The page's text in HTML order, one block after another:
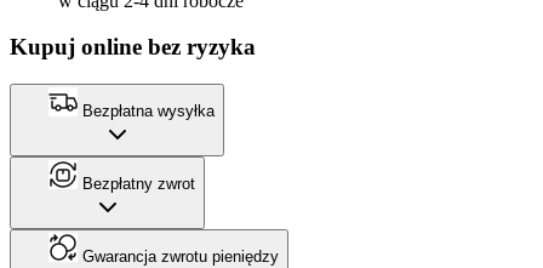
Kupuj online bez ryzyka
Bezpłatna wysyłka
Bezpłatny zwrot
Gwarancja zwrotu pieniędzy